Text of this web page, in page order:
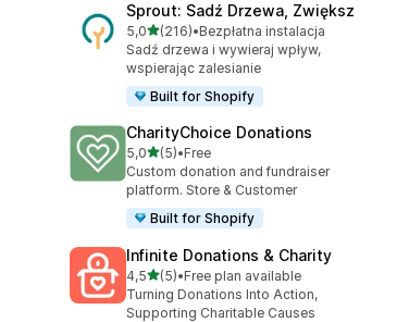
Sprout: Sadź Drzewa, Zwiększ
5,0na 5 gwiazdek
(216)
Łączna liczba recenzji: 216
•Bezpłatna instalacja
Sadź drzewa i wywieraj wpływ,
wspierając zalesianie
Built for Shopify
CharityChoice Donations
5,0na 5 gwiazdek
(5)
Łączna liczba recenzji: 5
•Free
Custom donation and fundraiser
platform. Store & Customer
Built for Shopify
Infinite Donations & Charity
4,5na 5 gwiazdek
(5)
Łączna liczba recenzji: 5
•Free plan available
Turning Donations Into Action,
Supporting Charitable Causes